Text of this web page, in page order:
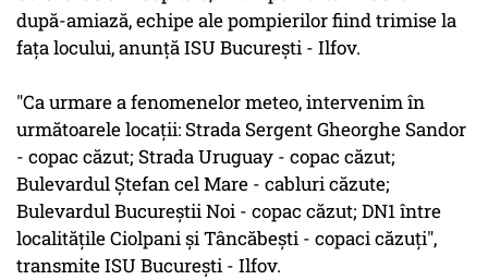
după-amiază, echipe ale pompierilor fiind trimise la
faţa locului, anunţă ISU Bucureşti - Ilfov.
"Ca urmare a fenomenelor meteo, intervenim în
următoarele locaţii: Strada Sergent Gheorghe Sandor
- copac căzut; Strada Uruguay - copac căzut;
Bulevardul Ştefan cel Mare - cabluri căzute;
Bulevardul Bucureştii Noi - copac căzut; DN1 între
localităţile Ciolpani şi Tâncăbeşti - copaci căzuţi",
transmite ISU Bucureşti - Ilfov.